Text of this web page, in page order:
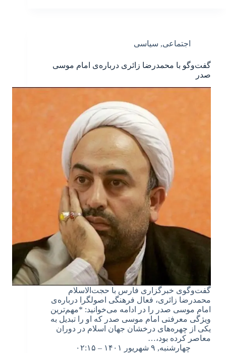
اجتماعی, سیاسی
گفت‌وگو با محمدرضا زائری درباره‌ی امام موسی
صدر
گفت‌وگوی خبرگزاری فارس با حجت‌الاسلام
محمدرضا زائری، فعال فرهنگی اصولگرا درباره‌ی
امام موسی صدر را در ادامه می‌خوانید: *مهم‌ترین
ویژگی معرفتی امام موسی صدر که او را تبدیل به
یکی از چهره‌های درخشان جهان اسلام در دوران
معاصر کرده بود،…
چهارشنبه, ۹ شهریور ۱۴۰۱ – ۰۲:۱۵